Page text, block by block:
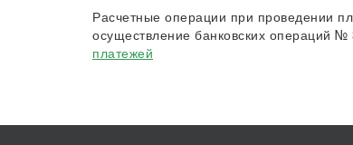
Расчетные операции при проведении
осуществление банковских операций
платежей